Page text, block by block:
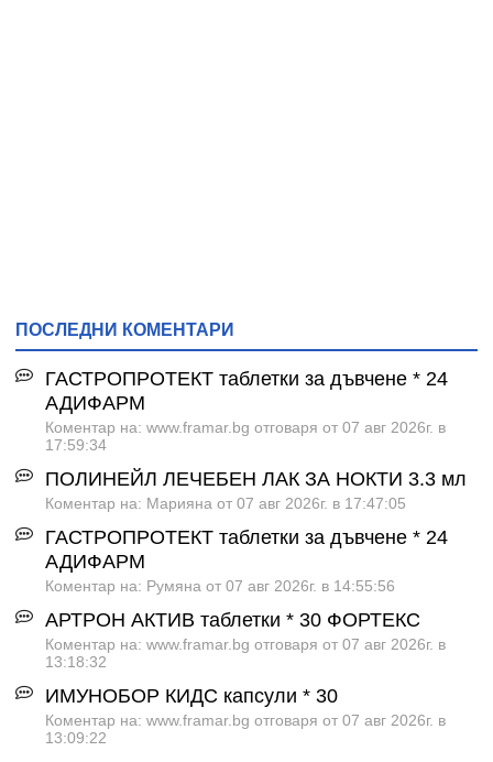
ПОСЛЕДНИ КОМЕНТАРИ
ГАСТРОПРОТЕКТ таблетки за дъвчене * 24
АДИФАРМ
Коментар на: www.framar.bg отговаря от 07 авг 2026г. в
17:59:34
ПОЛИНЕЙЛ ЛЕЧЕБЕН ЛАК ЗА НОКТИ 3.3 мл
Коментар на: Марияна от 07 авг 2026г. в 17:47:05
ГАСТРОПРОТЕКТ таблетки за дъвчене * 24
АДИФАРМ
Коментар на: Румяна от 07 авг 2026г. в 14:55:56
АРТРОН АКТИВ таблетки * 30 ФОРТЕКС
Коментар на: www.framar.bg отговаря от 07 авг 2026г. в
13:18:32
ИМУНОБОР КИДС капсули * 30
Коментар на: www.framar.bg отговаря от 07 авг 2026г. в
13:09:22